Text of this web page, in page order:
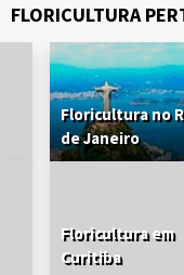
FLORICULTURA
Floricultura no
de Janeiro
Floricultura em
Curitiba